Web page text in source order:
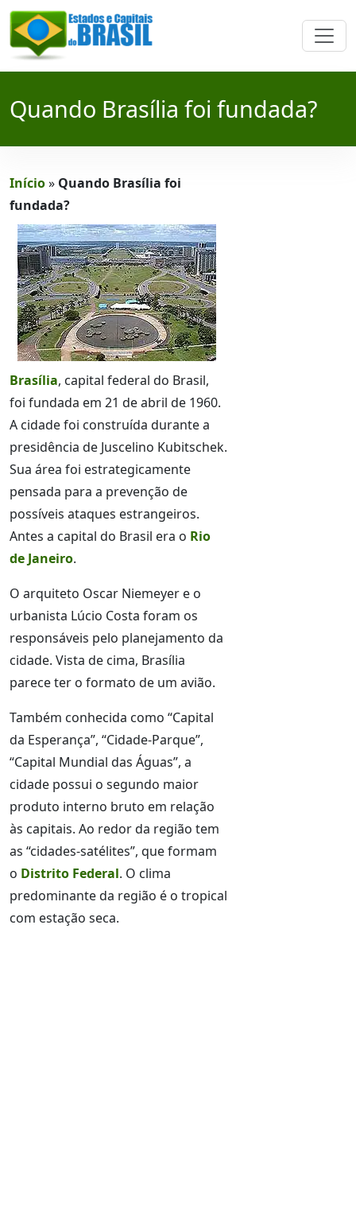
Quando Brasília foi fundada?
Início» Quando Brasília foi
fundada?
Brasília, capital federal do Brasil,
foi fundada em 21 de abril de 1960.
A cidade foi construída durante a
presidência de Juscelino Kubitschek.
Sua área foi estrategicamente
pensada para a prevenção de
possíveis ataques estrangeiros.
Antes a capital do Brasil era o Rio
de Janeiro.
O arquiteto Oscar Niemeyer e o
urbanista Lúcio Costa foram os
responsáveis pelo planejamento da
cidade. Vista de cima, Brasília
parece ter o formato de um avião.
Também conhecida como “Capital
da Esperança”, “Cidade-Parque”,
“Capital Mundial das Águas”, a
cidade possui o segundo maior
produto interno bruto em relação
às capitais. Ao redor da região tem
as “cidades-satélites”, que formam
o Distrito Federal. O clima
predominante da região é o tropical
com estação seca.